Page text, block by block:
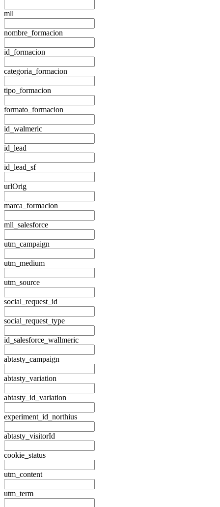
mll
nombre_formacion
id_formacion
categoria_formacion
tipo_formacion
formato_formacion
id_walmeric
id_lead
id_lead_sf
urlOrig
marca_formacion
mll_salesforce
utm_campaign
utm_medium
utm_source
social_request_id
social_request_type
id_salesforce_wallmeric
abtasty_campaign
abtasty_variation
abtasty_id_variation
experiment_id_northius
abtasty_visitorId
cookie_status
utm_content
utm_term